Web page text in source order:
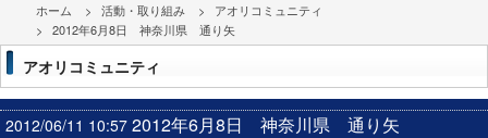
ホーム 活動・取り組み
アオリコミュニティ
2012年6月8日 神奈川県 通り矢
アオリコミュニティ
2012/06/11 10:57 2012年6月8日 神奈川県 通り矢